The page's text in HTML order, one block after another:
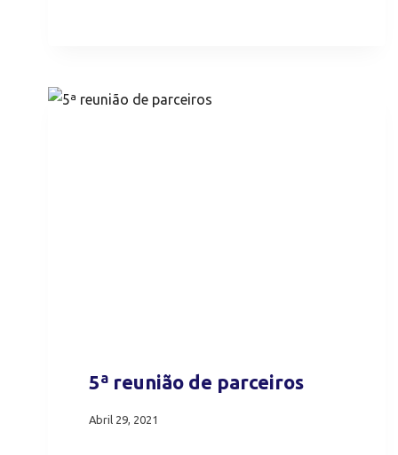
5ª reunião de parceiros
Abril 29, 2021